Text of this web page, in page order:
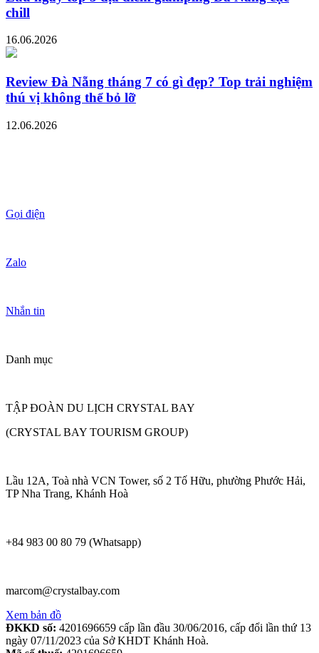
chill
16.06.2026
Review Đà Nẵng tháng 7 có gì đẹp? Top trải nghiệm
thú vị không thể bỏ lỡ
12.06.2026
Gọi điện
Zalo
Nhắn tin
Danh mục
TẬP ĐOÀN DU LỊCH CRYSTAL BAY
(CRYSTAL BAY TOURISM GROUP)
Lầu 12A, Toà nhà VCN Tower, số 2 Tố Hữu, phường Phước Hải,
TP Nha Trang, Khánh Hoà
+84 983 00 80 79 (Whatsapp)
marcom@crystalbay.com
Xem bản đồ
ĐKKD số: 4201696659 cấp lần đầu 30/06/2016, cấp đổi lần thứ 13
ngày 07/11/2023 của Sở KHDT Khánh Hoà.